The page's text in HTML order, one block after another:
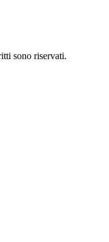
sono riservati.